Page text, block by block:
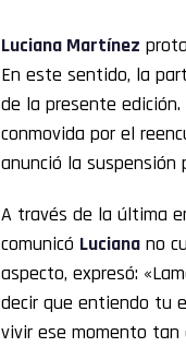
Luciana Martínez
En este sentido, la
de la presente
conmovida por el
anunció la suspensión
A través de la última
comunicó Luciana no
aspecto, expresó:
decir que entiendo tu
vivir ese momento tan